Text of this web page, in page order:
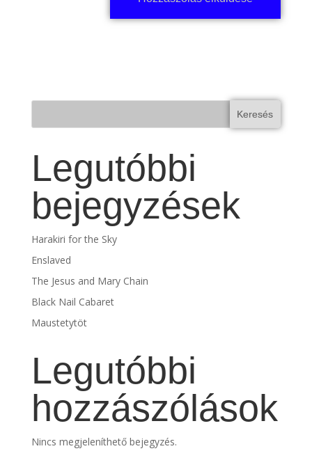
Keresés
Legutóbbi
bejegyzések
Harakiri for the Sky
Enslaved
The Jesus and Mary Chain
Black Nail Cabaret
Maustetytöt
Legutóbbi
hozzászólások
Nincs megjeleníthető bejegyzés.